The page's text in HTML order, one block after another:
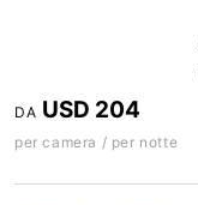
DA USD 204
per camera / per notte